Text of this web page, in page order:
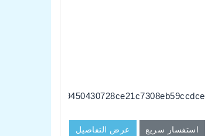
dg#e4b19450430728ce21c7308eb59ccdce
استفسار سريع عرض التفاصيل